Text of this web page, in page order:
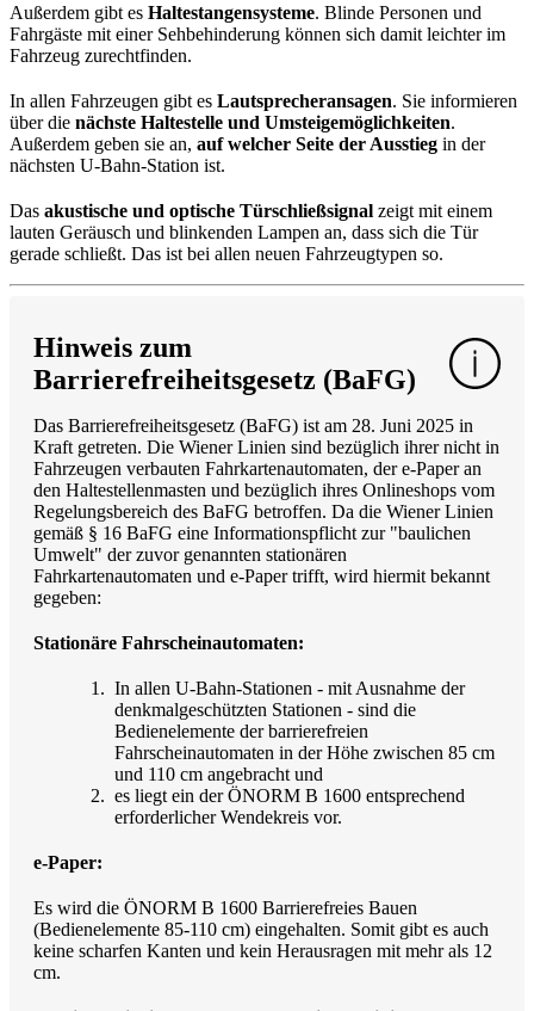
Außerdem gibt es Haltestangensysteme. Blinde Personen und
Fahrgäste mit einer Sehbehinderung können sich damit leichter im
Fahrzeug zurechtfinden.
In allen Fahrzeugen gibt es Lautsprecheransagen. Sie informieren
über die nächste Haltestelle und Umsteigemöglichkeiten.
Außerdem geben sie an, auf welcher Seite der Ausstieg in der
nächsten U-Bahn-Station ist.
Das akustische und optische Türschließsignal zeigt mit einem
lauten Geräusch und blinkenden Lampen an, dass sich die Tür
gerade schließt. Das ist bei allen neuen Fahrzeugtypen so.
Hinweis zum
Barrierefreiheitsgesetz (BaFG)
Das Barrierefreiheitsgesetz (BaFG) ist am 28. Juni 2025 in
Kraft getreten. Die Wiener Linien sind bezüglich ihrer nicht in
Fahrzeugen verbauten Fahrkartenautomaten, der e-Paper an
den Haltestellenmasten und bezüglich ihres Onlineshops vom
Regelungsbereich des BaFG betroffen. Da die Wiener Linien
gemäß § 16 BaFG eine Informationspflicht zur "baulichen
Umwelt" der zuvor genannten stationären
Fahrkartenautomaten und e-Paper trifft, wird hiermit bekannt
gegeben:
Stationäre Fahrscheinautomaten:
In allen U-Bahn-Stationen - mit Ausnahme der
denkmalgeschützten Stationen - sind die
Bedienelemente der barrierefreien
Fahrscheinautomaten in der Höhe zwischen 85 cm
und 110 cm angebracht und
es liegt ein der ÖNORM B 1600 entsprechend
erforderlicher Wendekreis vor.
e-Paper:
Es wird die ÖNORM B 1600 Barrierefreies Bauen
(Bedienelemente 85-110 cm) eingehalten. Somit gibt es auch
keine scharfen Kanten und kein Herausragen mit mehr als 12
cm.